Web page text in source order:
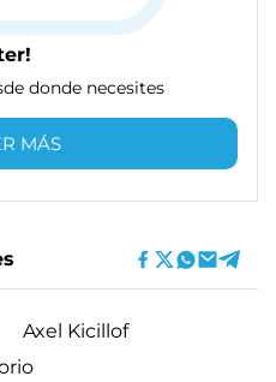
donde necesites
MÁS
Axel Kicillof